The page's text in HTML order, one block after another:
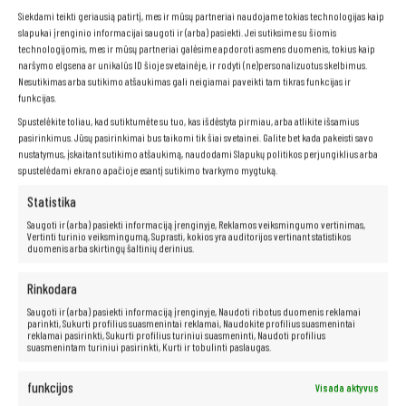
Siekdami teikti geriausią patirtį, mes ir mūsų partneriai naudojame tokias technologijas kaip
slapukai įrenginio informacijai saugoti ir (arba) pasiekti. Jei sutiksime su šiomis
technologijomis, mes ir mūsų partneriai galėsime apdoroti asmens duomenis, tokius kaip
naršymo elgsena ar unikalūs ID šioje svetainėje, ir rodyti (ne)personalizuotus skelbimus.
Nesutikimas arba sutikimo atšaukimas gali neigiamai paveikti tam tikras funkcijas ir
funkcijas.
Spustelėkite toliau, kad sutiktumėte su tuo, kas išdėstyta pirmiau, arba atlikite išsamius
pasirinkimus. Jūsų pasirinkimai bus taikomi tik šiai svetainei. Galite bet kada pakeisti savo
nustatymus, įskaitant sutikimo atšaukimą, naudodami Slapukų politikos perjungiklius arba
spustelėdami ekrano apačioje esantį sutikimo tvarkymo mygtuką.
Statistika
Saugoti ir (arba) pasiekti informaciją įrenginyje, Reklamos veiksmingumo vertinimas,
Vertinti turinio veiksmingumą, Suprasti, kokios yra auditorijos vertinant statistikos
duomenis arba skirtingų šaltinių derinius.
Rinkodara
Saugoti ir (arba) pasiekti informaciją įrenginyje, Naudoti ribotus duomenis reklamai
parinkti, Sukurti profilius suasmenintai reklamai, Naudokite profilius suasmenintai
reklamai pasirinkti, Sukurti profilius turiniui suasmeninti, Naudoti profilius
suasmenintam turiniui pasirinkti, Kurti ir tobulinti paslaugas.
funkcijos
Visada aktyvus
Matinis ekranas
Norite patogiai dirbti su savo nešiojamuoju kompiuteriu bet kokiomis